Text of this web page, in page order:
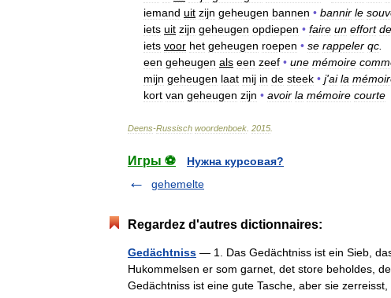
iemand uit zijn geheugen bannen • bannir le
iets uit zijn geheugen opdiepen • faire un effort de
iets voor het geheugen roepen • se rappeler qc
een geheugen als een zeef • une mémoire
mijn geheugen laat mij in de steek • j'ai la
kort van geheugen zijn • avoir la mémoire courte
Deens-Russisch woordenboek 2015
Игры ⚽
Нужна курсовая?
gehemelte
Regardez d'autres dictionnaires:
Gedächtniss — 1. Das Gedächtniss ist ein Sieb,
Hukommelsen er som garnet, det store beholdes,
Gedächtniss ist eine gute Tasche, aber sie